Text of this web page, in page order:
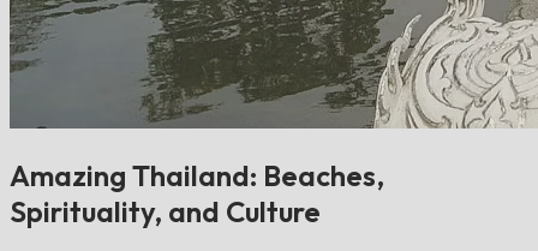
Amazing Thailand: Beaches,
Spirituality, and Culture